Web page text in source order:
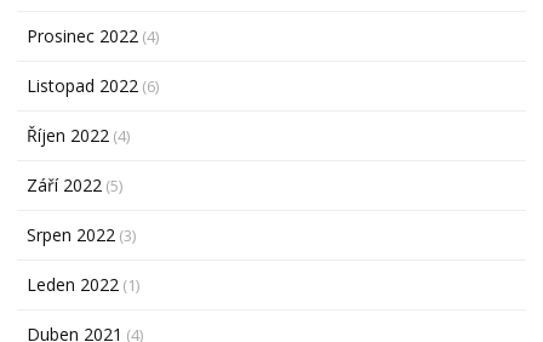
Prosinec 2022 (4)
Listopad 2022 (6)
Říjen 2022 (4)
Září 2022 (5)
Srpen 2022 (3)
Leden 2022 (1)
Duben 2021 (4)